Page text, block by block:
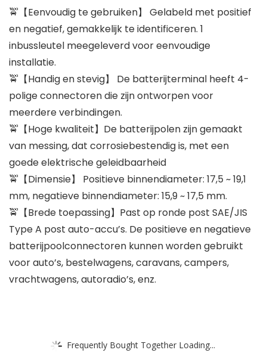
🚖【Eenvoudig te gebruiken】 Gelabeld met positief
en negatief, gemakkelijk te identificeren. 1
inbussleutel meegeleverd voor eenvoudige
installatie.
🚖【Handig en stevig】 De batterijterminal heeft 4-
polige connectoren die zijn ontworpen voor
meerdere verbindingen.
🚖【Hoge kwaliteit】De batterijpolen zijn gemaakt
van messing, dat corrosiebestendig is, met een
goede elektrische geleidbaarheid
🚖【Dimensie】 Positieve binnendiameter: 17,5 ~ 19,1
mm, negatieve binnendiameter: 15,9 ~ 17,5 mm.
🚖【Brede toepassing】Past op ronde post SAE/JIS
Type A post auto-accu’s. De positieve en negatieve
batterijpoolconnectoren kunnen worden gebruikt
voor auto’s, bestelwagens, caravans, campers,
vrachtwagens, autoradio’s, enz.
Frequently Bought Together Loading...